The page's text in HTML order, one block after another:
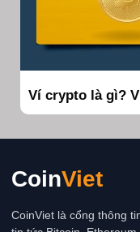
Ví crypto là gì?
CoinViet
CoinViet là cổng thông